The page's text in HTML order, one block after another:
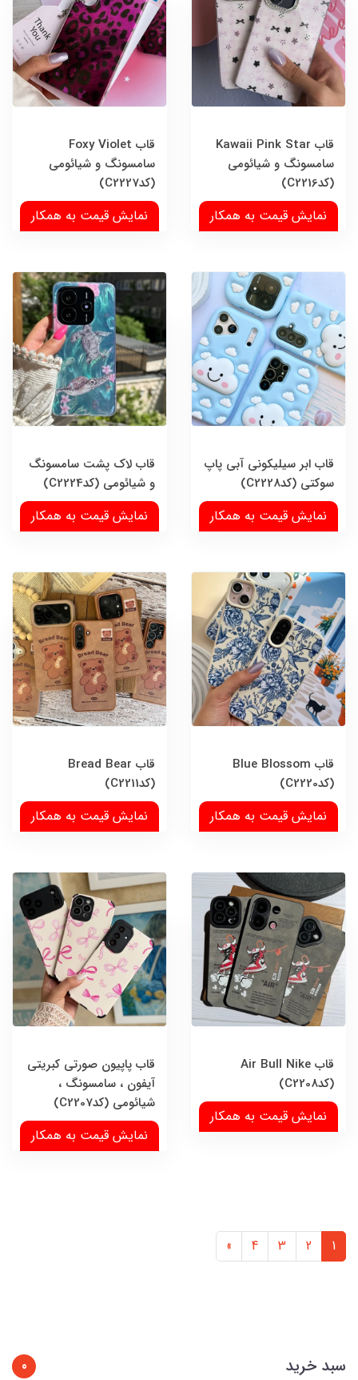
قاب Kawaii Pink Star
سامسونگ و شیائومی
(کدC2216)
نمایش قیمت به همکار
قاب Foxy Violet
سامسونگ و شیائومی
(کدC2227)
نمایش قیمت به همکار
قاب ابر سیلیکونی آبی پاپ
سوکتی (کدC2228)
نمایش قیمت به همکار
قاب لاک پشت سامسونگ
و شیائومی (کدC2224)
نمایش قیمت به همکار
قاب Blue Blossom
(کدC2220)
نمایش قیمت به همکار
قاب Bread Bear
(کدC2211)
نمایش قیمت به همکار
قاب Air Bull Nike
(کدC2208)
نمایش قیمت به همکار
قاب پاپیون صورتی کبریتی
آیفون ، سامسونگ ،
شیائومی (کدC2207)
نمایش قیمت به همکار
1
2
3
4
»
سبد خرید
0